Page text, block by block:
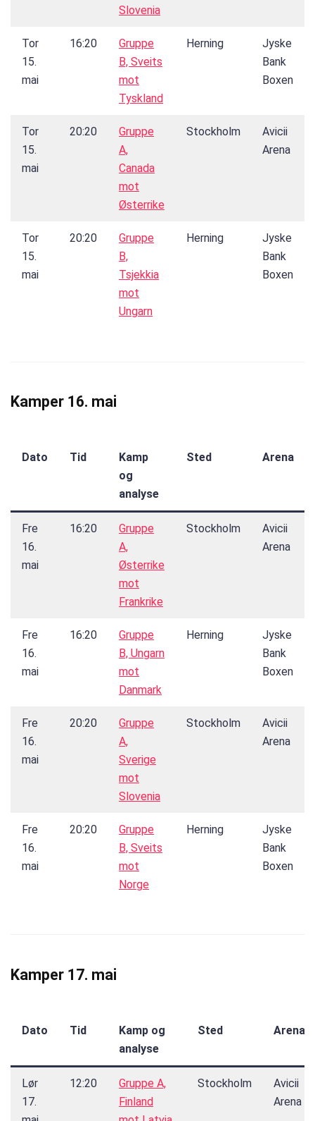
Slovenia
Tor
15.
mai
16:20
Gruppe
B, Sveits
mot
Tyskland
Herning
Jyske
Bank
Boxen
Tor
15.
mai
20:20
Gruppe
A,
Canada
mot
Østerrike
Stockholm
Avicii
Arena
Tor
15.
mai
20:20
Gruppe
B,
Tsjekkia
mot
Ungarn
Herning
Jyske
Bank
Boxen
Kamper 16. mai
Dato Tid
Kamp
og
analyse
Sted Arena
Fre
16.
mai
16:20
Gruppe
A,
Østerrike
mot
Frankrike
Stockholm
Avicii
Arena
Fre
16.
mai
16:20
Gruppe
B, Ungarn
mot
Danmark
Herning
Jyske
Bank
Boxen
Fre
16.
mai
20:20
Gruppe
A,
Sverige
mot
Slovenia
Stockholm
Avicii
Arena
Fre
16.
mai
20:20
Gruppe
B, Sveits
mot
Norge
Herning
Jyske
Bank
Boxen
Kamper 17. mai
Dato Tid
Kamp og
analyse
Sted Arena
Lør
17.
12:20
Gruppe A,
Finland
Stockholm
Avicii
Arena